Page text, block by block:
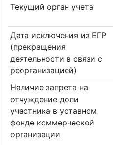
Текущий орган учета
Дата исключения из ЕГР
(прекращения
деятельности в связи с
реорганизацией)
Наличие запрета на
отчуждение доли
участника в уставном
фонде коммерческой
организации